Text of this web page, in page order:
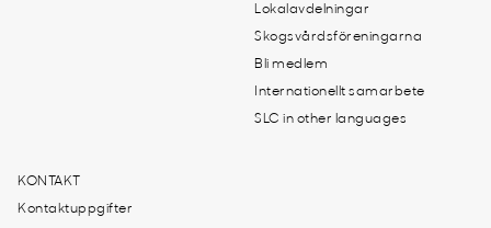
Lokalavdelningar
Skogsvårdsföreningarna
Bli medlem
Internationellt samarbete
SLC in other languages
KONTAKT
Kontaktuppgifter